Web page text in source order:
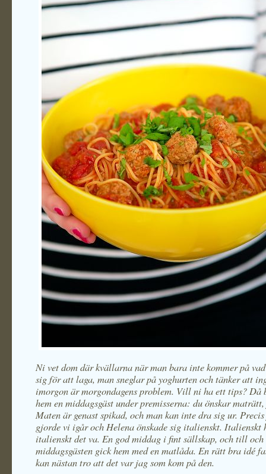
Ni vet dom där kvällarna när man bara inte kommer på
sig för att laga, man sneglar på yoghurten och tänker att
imorgon är morgondagens problem. Vill ni ha ett tips? Då
hem en middagsgäst under premisserna: du önskar
Maten är genast spikad, och man kan inte dra sig ur.
gjorde vi igår och Helena önskade sig italienskt. Italienskt
italienskt det va. En god middag i fint sällskap, och till och
middagsgästen gick hem med en matlåda. En rätt bra idé
kan nästan tro att det var jag som kom på den.